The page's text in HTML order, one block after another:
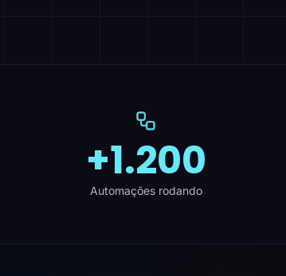
+1.200
Automações rodando